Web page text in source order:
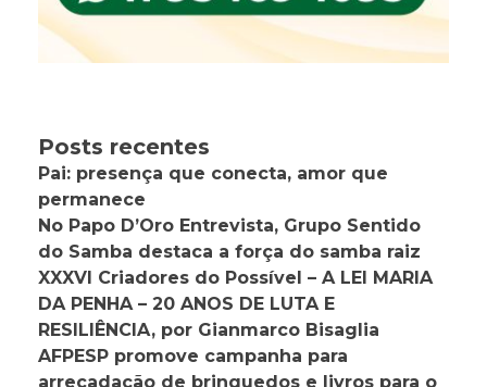
Posts recentes
Pai: presença que conecta, amor que
permanece
No Papo D’Oro Entrevista, Grupo Sentido
do Samba destaca a força do samba raiz
XXXVI Criadores do Possível – A LEI MARIA
DA PENHA – 20 ANOS DE LUTA E
RESILIÊNCIA, por Gianmarco Bisaglia
AFPESP promove campanha para
arrecadação de brinquedos e livros para o